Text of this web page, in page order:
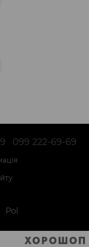
099 222-69-69
Pol